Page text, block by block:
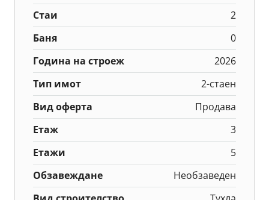
Стаи
2
Баня
0
Година на строеж
2026
Тип имот
2-стаен
Вид оферта
Продава
Етаж
3
Етажи
5
Обзавеждане
Необзаведен